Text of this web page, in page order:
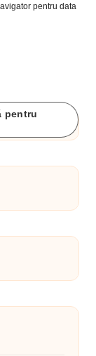
pentru data
pentru